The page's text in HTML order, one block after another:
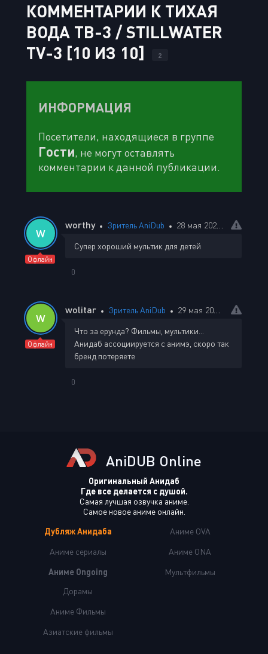
КОММЕНТАРИИ К ТИХАЯ
ВОДА ТВ-3 / STILLWATER
TV-3 [10 ИЗ 10]
2
ИНФОРМАЦИЯ
Посетители, находящиеся в группе
Гости, не могут оставлять
комментарии к данной публикации.
W
Офлайн
worthy Зритель AniDub 28 мая 2023 16:40
Супер хороший мультик для детей
0
W
Офлайн
wolitar Зритель AniDub 29 мая 2023 03:01
Что за ерунда? Фильмы, мультики...
Анидаб ассоциируется с анимэ, скоро так
бренд потеряете
0
AniDUB Online
Оригинальный Анидаб
Где все делается с душой.
Самая лучшая озвучка аниме.
Самое новое аниме онлайн.
Дубляж Анидаба
Аниме сериалы
Аниме Ongoing
Аниме OVA
Аниме ONA
Мультфильмы
Дорамы
Аниме Фильмы
Азиатские фильмы